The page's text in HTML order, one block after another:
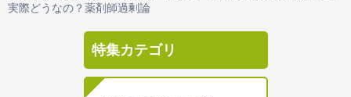
実際どうなの？薬剤師過剰論
特集カテゴリ